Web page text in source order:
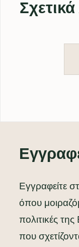
Εγγραφείτε
όπου
πολιτικές της
που